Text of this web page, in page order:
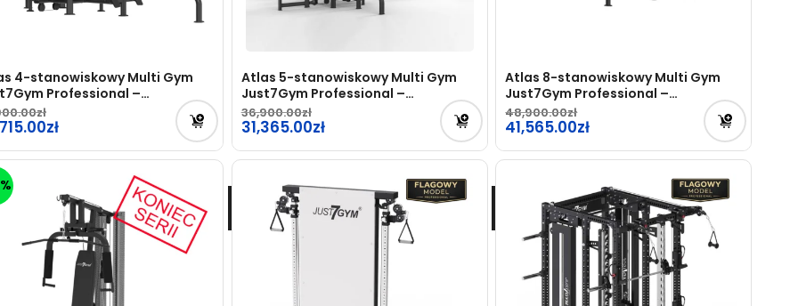
4-stanowiskowy Multi Gym
Professional –
Atlas 5-stanowiskowy Multi Gym
Just7Gym Professional –
PRZEDSPRZEDAŻ
36,900.00
Pierwotna
cena
36,900.00zł.
31,365.00
Aktualna
wynosi:
31,365.00zł.
Atlas 8-stanowiskowy Multi Gym
Just7Gym Professional –
PRZEDSPRZEDAŻ
48,900.00
Pierwotna
cena
48,900.00zł.
41,565.00
Aktualna
41,565.00zł.